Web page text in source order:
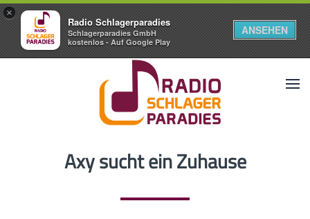
×
Radio Schlagerparadies
Schlagerparadies GmbH
kostenlos - Auf Google Play
ANSEHEN
Axy sucht ein Zuhause